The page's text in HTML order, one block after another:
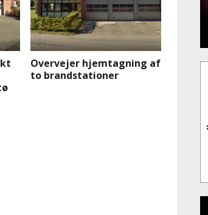
Overvejer hjemtagning af
to brandstationer